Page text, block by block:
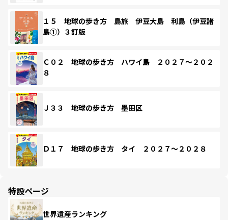
１５ 地球の歩き方 島旅 伊豆大島 利島（伊豆諸
島①）３訂版
Ｃ０２ 地球の歩き方 ハワイ島 ２０２７～２０２
８
Ｊ３３ 地球の歩き方 墨田区
Ｄ１７ 地球の歩き方 タイ ２０２７～２０２８
特設ページ
世界遺産ランキング